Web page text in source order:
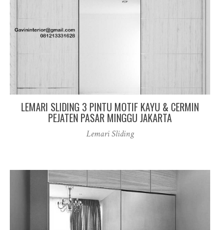
LEMARI SLIDING 3 PINTU MOTIF KAYU & CERMIN
PEJATEN PASAR MINGGU JAKARTA
Lemari Sliding